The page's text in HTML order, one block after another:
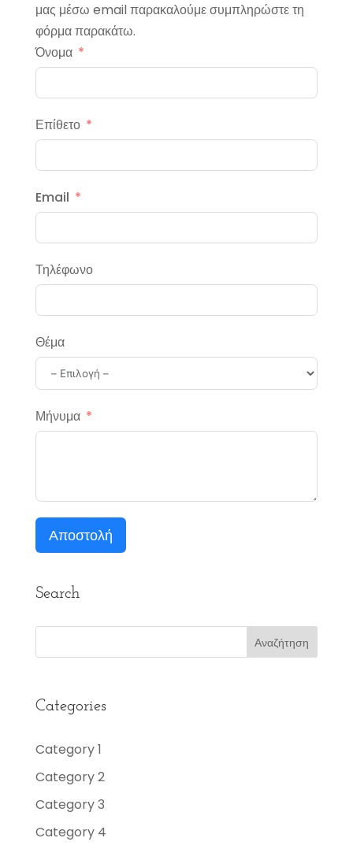
μας μέσω email παρακαλούμε συμπληρώστε τη
φόρμα παρακάτω.
Όνομα
Επίθετο
Email
Τηλέφωνο
Θέμα
Μήνυμα
Αποστολή
Search
Categories
Category 1
Category 2
Category 3
Category 4